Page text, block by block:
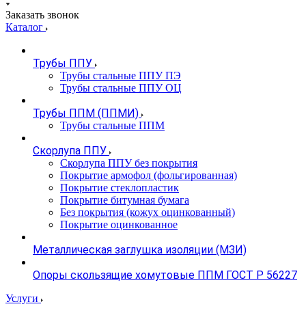
Заказать звонок
Каталог
Трубы ППУ
Трубы стальные ППУ ПЭ
Трубы стальные ППУ ОЦ
Трубы ППМ (ППМИ)
Трубы стальные ППМ
Скорлупа ППУ
Скорлупа ППУ без покрытия
Покрытие армофол (фольгированная)
Покрытие стеклопластик
Покрытие битумная бумага
Без покрытия (кожух оцинкованный)
Покрытие оцинкованное
Металлическая заглушка изоляции (МЗИ)
Опоры скользящие хомутовые ППМ ГОСТ Р 56227
Услуги